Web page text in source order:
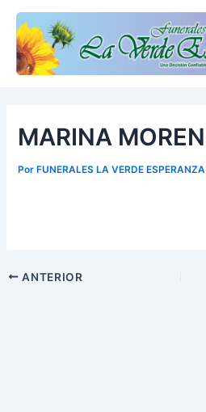
contenido
MARINA
Por FUNERALES LA VERDE
ANTERIOR